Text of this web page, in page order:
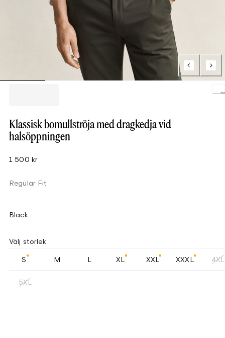
Klassisk bomullströja med dragkedja vid
halsöppningen
1 500 kr
Regular Fit
Black
Välj storlek
S M L XL XXL XXXL 4XL
5XL